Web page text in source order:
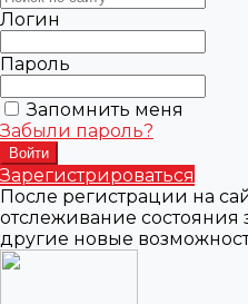
Логин
Пароль
Запомнить меня
Забыли пароль?
Зарегистрироваться
После регистрации на
отслеживание состояния
другие новые